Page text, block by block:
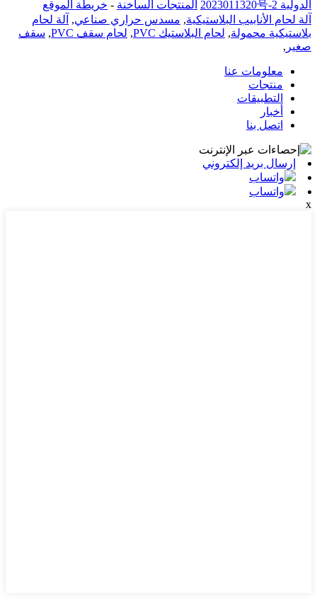
الدولية 2023011320号-2 المنتجات الساخنة - خريطة الموقع
آلة لحام الأنابيب البلاستيكية, مسدس حراري صناعي, آلة لحام
بلاستيكية محمولة, لحام البلاستيك PVC , لحام سقف PVC , سقف
صغير ,
معلومات عنا
منتجات
التطبيقات
أخبار
اتصل بنا
إرسال بريد إلكتروني
واتساب
واتساب
x